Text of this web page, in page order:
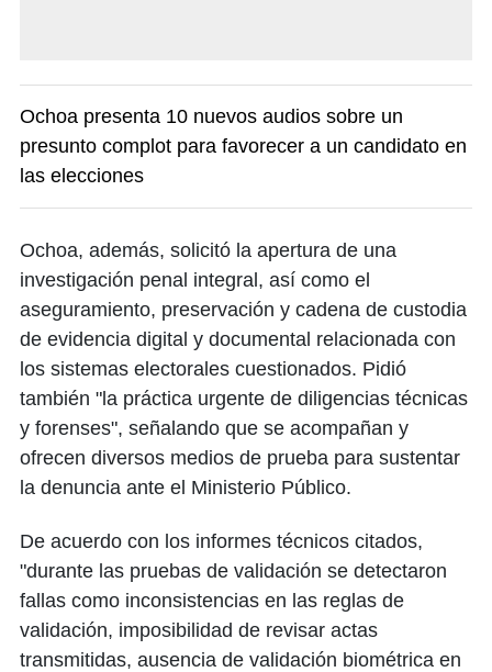
Ochoa presenta 10 nuevos audios sobre un
presunto complot para favorecer a un candidato en
las elecciones
Ochoa, además, solicitó la apertura de una
investigación penal integral, así como el
aseguramiento, preservación y cadena de custodia
de evidencia digital y documental relacionada con
los sistemas electorales cuestionados. Pidió
también "la práctica urgente de diligencias técnicas
y forenses", señalando que se acompañan y
ofrecen diversos medios de prueba para sustentar
la denuncia ante el Ministerio Público.
De acuerdo con los informes técnicos citados,
"durante las pruebas de validación se detectaron
fallas como inconsistencias en las reglas de
validación, imposibilidad de revisar actas
transmitidas, ausencia de validación biométrica en